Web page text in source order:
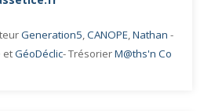
Generation5,CANOPE,Nathan -
etGéoDéclic- TrésorierM@ths'n Co